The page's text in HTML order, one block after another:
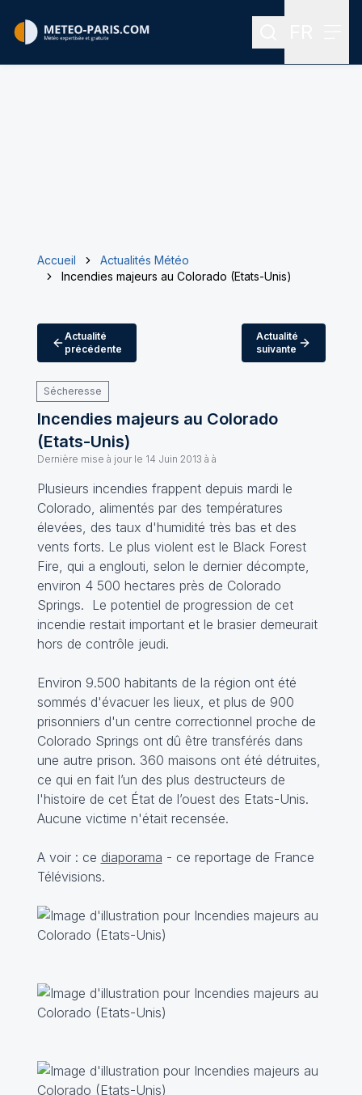
Rechercher
Accueil
Actualités Météo
Incendies majeurs au Colorado (Etats-Unis)
Actualité
précédente
Actualité
suivante
Sécheresse
Incendies majeurs au Colorado
(Etats-Unis)
Dernière mise à jour le 14 Juin 2013 à à
Plusieurs incendies frappent depuis mardi le
Colorado, alimentés par des températures
élevées, des taux d'humidité très bas et des
vents forts. Le plus violent est le Black Forest
Fire, qui a englouti, selon le dernier décompte,
environ 4 500 hectares près de Colorado
Springs. Le potentiel de progression de cet
incendie restait important et le brasier demeurait
hors de contrôle jeudi.
Environ 9.500 habitants de la région ont été
sommés d'évacuer les lieux, et plus de 900
prisonniers d'un centre correctionnel proche de
Colorado Springs ont dû être transférés dans
une autre prison. 360 maisons ont été détruites,
ce qui en fait l’un des plus destructeurs de
l'histoire de cet État de l’ouest des Etats-Unis.
Aucune victime n'était recensée.
A voir : ce diaporama - ce reportage de France
Télévisions.